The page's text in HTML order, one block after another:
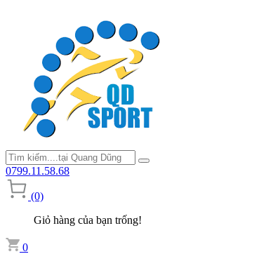
0799.11.58.68
(0)
Giỏ hàng của bạn trống!
0